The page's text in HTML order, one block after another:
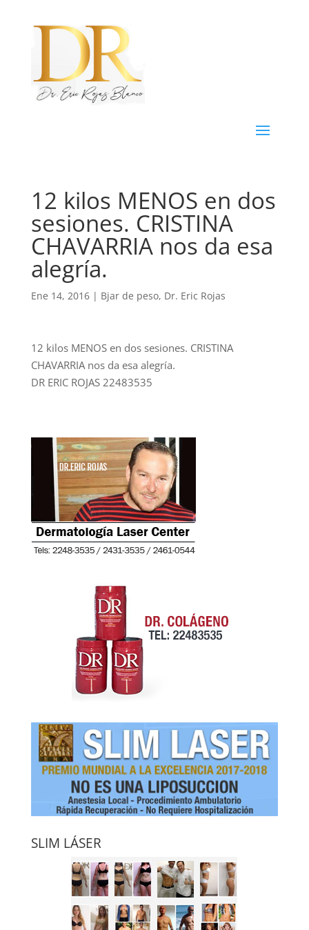
12 kilos MENOS en dos
sesiones. CRISTINA
CHAVARRIA nos da esa
alegría.
Ene 14, 2016| Bjar de peso, Dr. Eric Rojas
12 kilos MENOS en dos sesiones. CRISTINA
CHAVARRIA nos da esa alegría.
DR ERIC ROJAS 22483535
SLIM LÁSER